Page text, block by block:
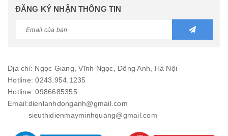
ĐĂNG KÝ NHẬN THÔNG TIN
Địa chỉ: Ngọc Giang, Vĩnh Ngọc, Đông Anh, Hà Nội
Hotline: 0243.954.1235
Hotline: 0986685355
Email:dienlanhdonganh@gmail.com
sieuthidienmayminhquang@gmail.com